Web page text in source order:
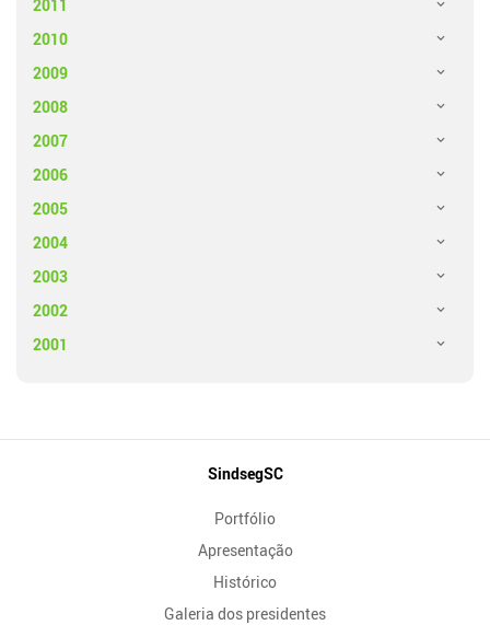
2011
2010
2009
2008
2007
2006
2005
2004
2003
2002
2001
SindsegSC
Portfólio
Apresentação
Histórico
Galeria dos presidentes